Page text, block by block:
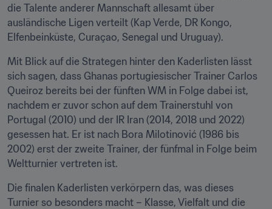
die Talente anderer Mannschaft allesamt über
ausländische Ligen verteilt (Kap Verde, DR Kongo,
Elfenbeinküste, Curaçao, Senegal und Uruguay).
Mit Blick auf die Strategen hinter den Kaderlisten lässt
sich sagen, dass Ghanas portugiesischer Trainer Carlos
Queiroz bereits bei der fünften WM in Folge dabei ist,
nachdem er zuvor schon auf dem Trainerstuhl von
Portugal (2010) und der IR Iran (2014, 2018 und 2022)
gesessen hat. Er ist nach Bora Milotinović (1986 bis
2002) erst der zweite Trainer, der fünfmal in Folge beim
Weltturnier vertreten ist.
Die finalen Kaderlisten verkörpern das, was dieses
Turnier so besonders macht – Klasse, Vielfalt und die